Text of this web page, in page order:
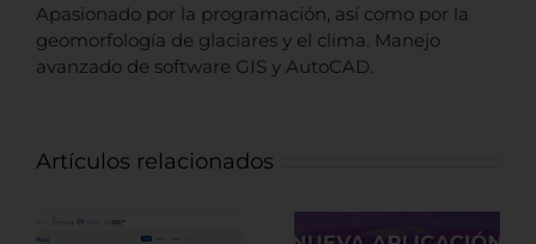
Apasionado por la programación, así como por la
geomorfología de glaciares y el clima. Manejo
avanzado de software GIS y AutoCAD.
Artículos relacionados